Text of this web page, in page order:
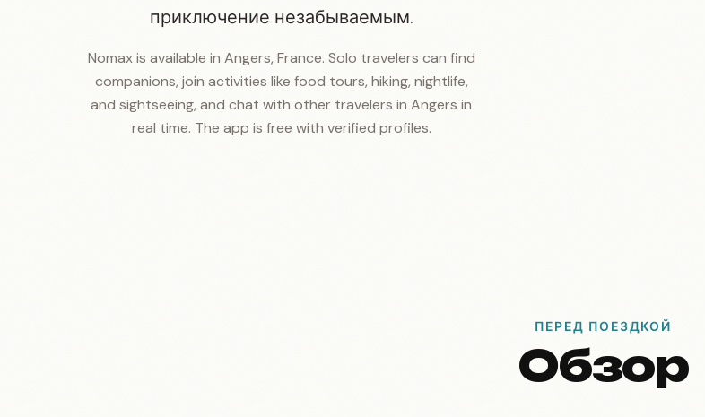
приключение незабываемым.
Nomax is available in Angers, France. Solo travelers can find
companions, join activities like food tours, hiking, nightlife,
and sightseeing, and chat with other travelers in Angers in
real time. The app is free with verified profiles.
ПЕРЕД ПОЕЗДКОЙ
Обзор